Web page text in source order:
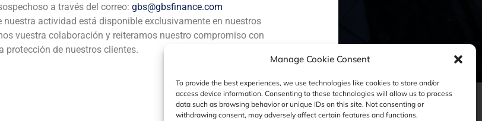
Manage Cookie Consent
To provide the best experiences, we use technologies like cookies to store and/or
access device information. Consenting to these technologies will allow us to process
data such as browsing behavior or unique IDs on this site. Not consenting or
withdrawing consent, may adversely affect certain features and functions.
GBS Finance ©2023
a través del correo: gbs@gbsfinance.com
actividad está disponible exclusivamente en nuestros
vuestra colaboración y reiteramos nuestro compromiso con
protección de nuestros clientes.